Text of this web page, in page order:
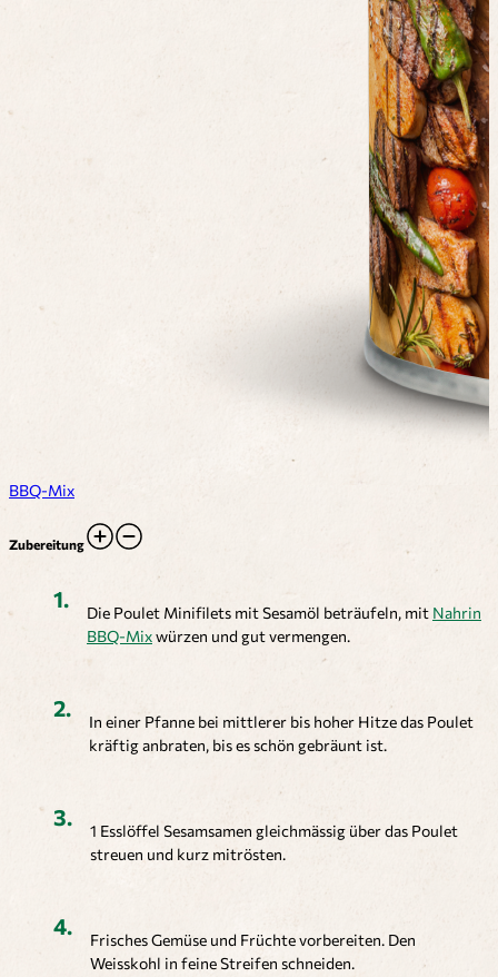
BBQ-Mix
Zubereitung
Die Poulet Minifilets mit Sesamöl beträufeln, mit Nahrin
BBQ-Mixwürzen und gut vermengen.
In einer Pfanne bei mittlerer bis hoher Hitze das Poulet
kräftig anbraten, bis es schön gebräunt ist.
1 Esslöffel Sesamsamen gleichmässig über das Poulet
streuen und kurz mitrösten.
Frisches Gemüse und Früchte vorbereiten. Den
Weisskohl in feine Streifen schneiden.